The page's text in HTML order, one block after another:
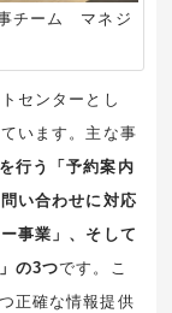
チーム マネジ
センターとし
います。主な事
行う「予約案内
い合わせに対応
事業」、そして
の3つです。こ
正確な情報提供